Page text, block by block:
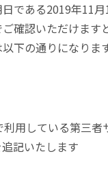
である2019年11
確認いただけます
下の通りになります
用している第三
記いたします